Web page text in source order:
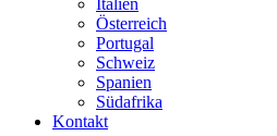
Italien
Österreich
Portugal
Schweiz
Spanien
Südafrika
Kontakt